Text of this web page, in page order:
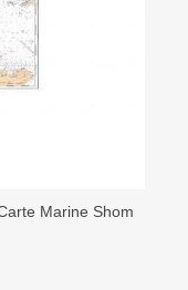
Marine Shom